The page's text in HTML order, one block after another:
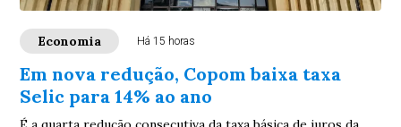
Economia Há 15 horas
Em nova redução, Copom baixa taxa
Selic para 14% ao ano